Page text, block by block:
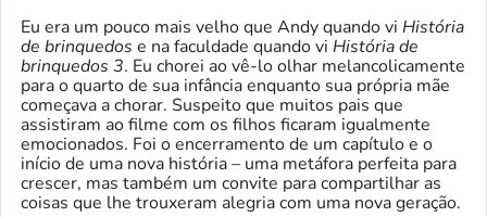
Eu era um pouco mais velho que Andy quando vi História
de brinquedos e na faculdade quando vi História de
brinquedos 3. Eu chorei ao vê-lo olhar melancolicamente
para o quarto de sua infância enquanto sua própria mãe
começava a chorar. Suspeito que muitos pais que
assistiram ao filme com os filhos ficaram igualmente
emocionados. Foi o encerramento de um capítulo e o
início de uma nova história – uma metáfora perfeita para
crescer, mas também um convite para compartilhar as
coisas que lhe trouxeram alegria com uma nova geração.